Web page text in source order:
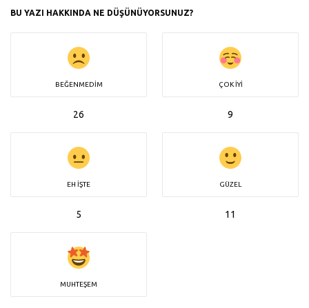
BU YAZI HAKKINDA NE DÜŞÜNÜYORSUNUZ?
BEĞENMEDIM
26
ÇOK İYI
9
EH İŞTE
5
GÜZEL
11
MUHTEŞEM